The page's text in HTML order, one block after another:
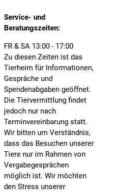
Service- und
Beratungszeiten:
FR & SA 13:00 - 17:00
Zu diesen Zeiten ist das
Tierheim für Informationen,
Gespräche und
Spendenabgaben geöffnet.
Die Tiervermittlung findet
jedoch nur nach
Terminvereinbarung statt.
Wir bitten um Verständnis,
dass das Besuchen unserer
Tiere nur im Rahmen von
Vergabegesprächen
möglich ist. Wir möchten
den Stress unserer